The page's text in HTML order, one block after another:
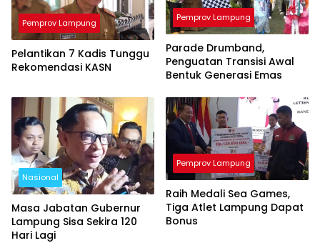
Pemprov Lampung
Pelantikan 7 Kadis Tunggu
Rekomendasi KASN
Pemprov Lampung
Parade Drumband,
Penguatan Transisi Awal
Bentuk Generasi Emas
Nasional
Masa Jabatan Gubernur
Lampung Sisa Sekira 120
Hari Lagi
Pemprov Lampung
Raih Medali Sea Games,
Tiga Atlet Lampung Dapat
Bonus